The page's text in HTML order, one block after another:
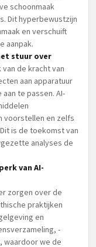
schoonmaak
Dit hyperbewustzijn
en verschuift
aanpak.
stuur over
de kracht van
aan apparatuur
te passen. AI-
voorstellen en zelfs
is de toekomst van
analyses de
van AI-
zorgen over de
praktijken
en
-
waardoor we de